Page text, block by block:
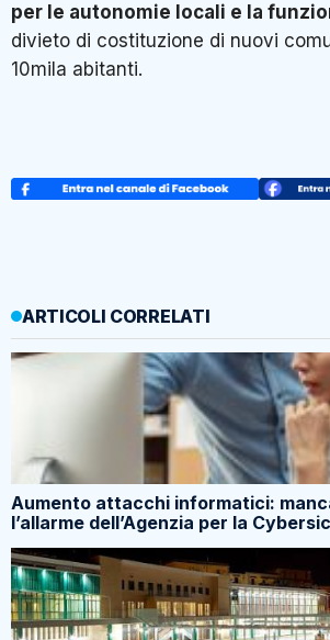
per le autonomie locali e la
divieto di costituzione di nuovi
10mila abitanti.
ARTICOLI CORRELATI
Aumento attacchi informatici:
l’allarme dell’Agenzia per la